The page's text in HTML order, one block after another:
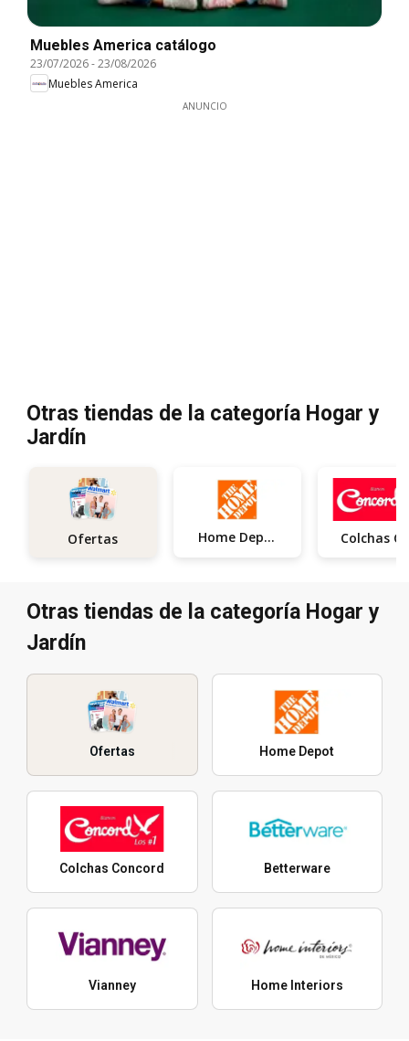
Muebles America catálogo
23/07/2026-23/08/2026
Muebles America
ANUNCIO
Otras tiendas de la categoría Hogar y
Jardín
Ofertas Home Depot
Otras tiendas de la categoría Hogar y
Jardín
Ofertas Home Depot
Colchas Concord Betterware
Vianney Home Interiors